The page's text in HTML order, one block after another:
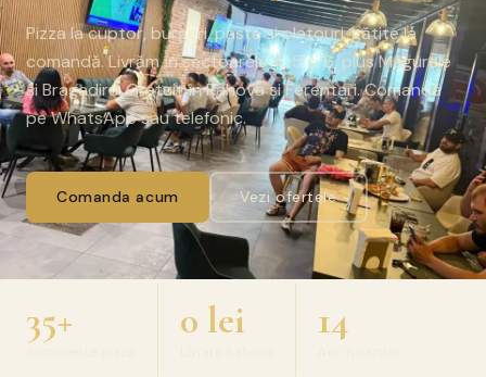
Pizza la cuptor, burgeri, paste și platouri, gătite la
comandă. Livrăm în sectoarele 4, 5 și 6, plus Măgurele
și Bragadiru. Gratuit în Rahova și Ferentari. Comandă
pe WhatsApp sau telefonic.
Comanda acum Vezi ofertele
35+ 0 lei 14